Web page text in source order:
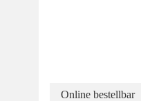
Online bestellbar